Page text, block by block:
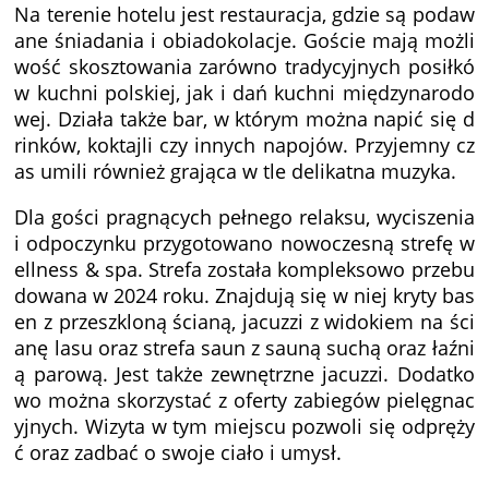
Na terenie hotelu jest restauracja, gdzie są podaw
ane śniadania i obiadokolacje. Goście mają możli
wość skosztowania zarówno tradycyjnych posiłkó
w kuchni polskiej, jak i dań kuchni międzynarodo
wej. Działa także bar, w którym można napić się d
rinków, koktajli czy innych napojów. Przyjemny cz
as umili również grająca w tle delikatna muzyka.
Dla gości pragnących pełnego relaksu, wyciszenia
i odpoczynku przygotowano nowoczesną strefę w
ellness & spa. Strefa została kompleksowo przebu
dowana w 2024 roku. Znajdują się w niej kryty bas
en z przeszkloną ścianą, jacuzzi z widokiem na ści
anę lasu oraz strefa saun z sauną suchą oraz łaźni
ą parową. Jest także zewnętrzne jacuzzi. Dodatko
wo można skorzystać z oferty zabiegów pielęgnac
yjnych. Wizyta w tym miejscu pozwoli się odpręży
ć oraz zadbać o swoje ciało i umysł.